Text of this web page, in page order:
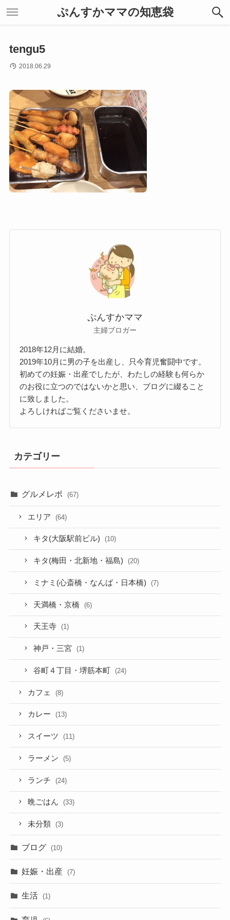
ぷんすかママの知恵袋
tengu5
2018.06.29
ぷんすかママ
主婦ブロガー
2018年12月に結婚。
2019年10月に男の子を出産し、只今育児奮闘中です。
初めての妊娠・出産でしたが、わたしの経験も何らか
のお役に立つのではないかと思い、ブログに綴ること
に致しました。
よろしければご覧くださいませ。
カテゴリー
グルメレポ (67)
エリア (64)
キタ(大阪駅前ビル) (10)
キタ(梅田・北新地・福島) (20)
ミナミ(心斎橋・なんば・日本橋) (7)
天満橋・京橋 (6)
天王寺 (1)
神戸・三宮 (1)
谷町４丁目・堺筋本町 (24)
カフェ (8)
カレー (13)
スイーツ (11)
ラーメン (5)
ランチ (24)
晩ごはん (33)
未分類 (3)
ブログ (10)
妊娠・出産 (7)
生活 (1)